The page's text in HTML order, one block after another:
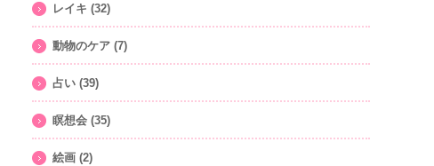
レイキ (32)
動物のケア (7)
占い (39)
瞑想会 (35)
絵画 (2)